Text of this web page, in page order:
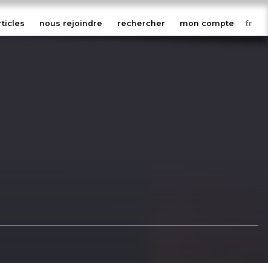
nous rejoindre rechercher mon compte